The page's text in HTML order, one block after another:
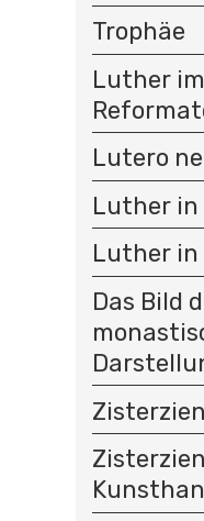
Trophäe
Luther
Lutero
Luther in
Luther in
Das Bild